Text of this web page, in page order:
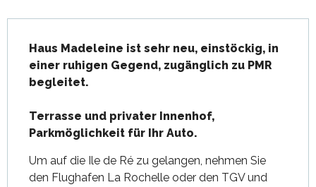
Haus Madeleine ist sehr neu, einstöckig, in
einer ruhigen Gegend, zugänglich zu PMR
begleitet.
Terrasse und privater Innenhof,
Parkmöglichkeit für Ihr Auto.
Um auf die Ile de Ré zu gelangen, nehmen Sie
den Flughafen La Rochelle oder den TGV und